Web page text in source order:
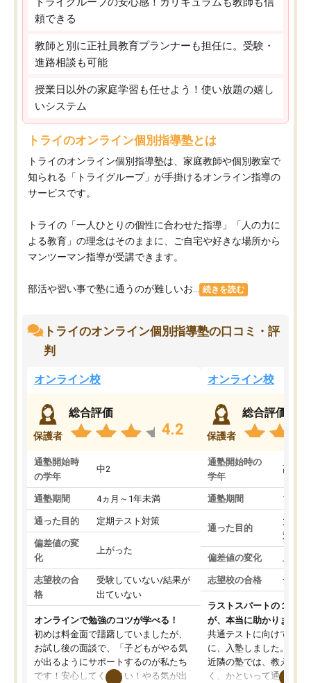
頼できる
教師と別に正社員教育プランナーも担任に。受験・
進路相談も可能
授業日以外の家庭学習も任せよう！使い放題の嬉し
いシステム
トライのオンライン個別指導塾とは
トライのオンライン個別指導塾は、家庭教師や個別教室で
知られる「トライグループ」が手掛けるオンライン指導の
サービスです。
トライの「一人ひとりの個性に合わせた指導」「人の力に
よる教育」の理念はそのままに、ご自宅や好きな場所から
マンツーマン指導が受講できます。
部活や習い事で塾に通うのが難しいお... 続きを読む
トライのオンライン個別指導塾の口コミ・評
判
オンライン校
保護者
総合評価
4.2
通塾開始時
の学年
中2
通塾期間 4ヵ月～1年未満
通った目的 定期テスト対策
偏差値の変
化
上がった
志望校の合
格
受験していない/結果が
出ていない
オンラインで勉強のコツが学べる！
初めは料金面で躊躇していましたが、
お試し後の面談で、「子どもがやる気
が出るようにサポートするのが私たち
です！安心してください！やる気が出
オンライン校
保護者
総合評価
通塾開始時の
学年
高3
通塾期間 1～3
通った目的
大学
対策
偏差値の変化
志望校の合格 合格
ラストスパートの１か月
が、本当に助かりました
共通テストに向けての追
に、入塾しました。田舎
近隣の塾では、教えても
く、かといって通うには